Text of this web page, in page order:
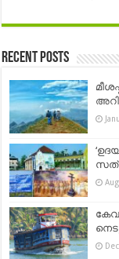
Recent Posts